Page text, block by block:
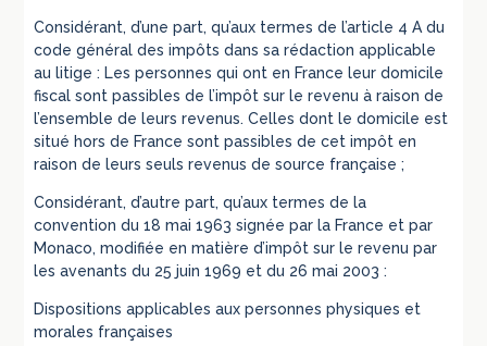
Considérant, d’une part, qu’aux termes de l’article 4 A du
code général des impôts dans sa rédaction applicable
au litige : Les personnes qui ont en France leur domicile
fiscal sont passibles de l’impôt sur le revenu à raison de
l’ensemble de leurs revenus. Celles dont le domicile est
situé hors de France sont passibles de cet impôt en
raison de leurs seuls revenus de source française ;
Considérant, d’autre part, qu’aux termes de la
convention du 18 mai 1963 signée par la France et par
Monaco, modifiée en matière d’impôt sur le revenu par
les avenants du 25 juin 1969 et du 26 mai 2003 :
Dispositions applicables aux personnes physiques et
morales françaises